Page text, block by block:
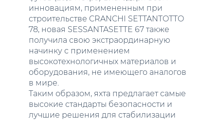
инновациям, примененным при
строительстве CRANCHI SETTANTOTTO
78, новая SESSANTASETTE 67 также
получила свою экстраординарную
начинку с применением
высокотехнологичных материалов и
оборудования, не имеющего аналогов
в мире.
Таким образом, яхта предлагает самые
высокие стандарты безопасности и
лучшие решения для стабилизации